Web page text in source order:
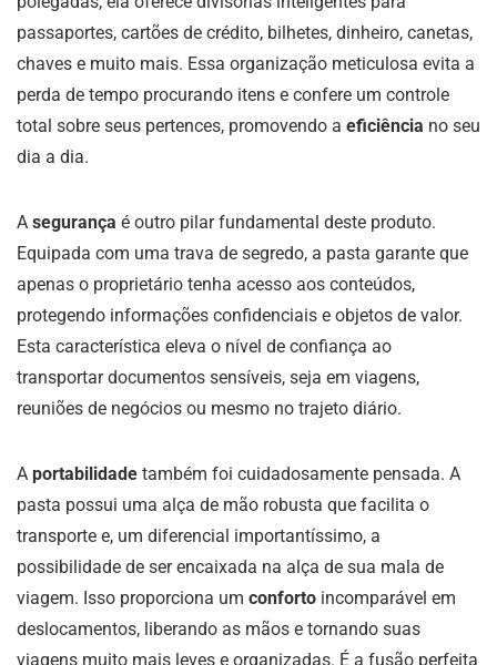
passaportes, cartões de crédito, bilhetes, dinheiro, canetas,
chaves e muito mais. Essa organização meticulosa evita a
perda de tempo procurando itens e confere um controle
total sobre seus pertences, promovendo a eficiência no seu
dia a dia.
A segurança é outro pilar fundamental deste produto.
Equipada com uma trava de segredo, a pasta garante que
apenas o proprietário tenha acesso aos conteúdos,
protegendo informações confidenciais e objetos de valor.
Esta característica eleva o nível de confiança ao
transportar documentos sensíveis, seja em viagens,
reuniões de negócios ou mesmo no trajeto diário.
A portabilidade também foi cuidadosamente pensada. A
pasta possui uma alça de mão robusta que facilita o
transporte e, um diferencial importantíssimo, a
possibilidade de ser encaixada na alça de sua mala de
viagem. Isso proporciona um conforto incomparável em
deslocamentos, liberando as mãos e tornando suas
viagens muito mais leves e organizadas. É a fusão perfeita